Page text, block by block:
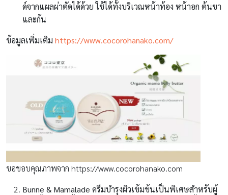
ด์จากแผลผ่าตัดได้ด้วย ใช้ได้ทั้งบริเวณหน้าท้อง หน้าอก ต้นขา
และก้น
ข้อมูลเพิ่มเติม https://www.cocorohanako.com/
ขอขอบคุณภาพจาก https://www.cocorohanako.com
Bunne & Mamalade ครีมบำรุงผิวเข้มข้นเป็นพิเศษสำหรับผู้